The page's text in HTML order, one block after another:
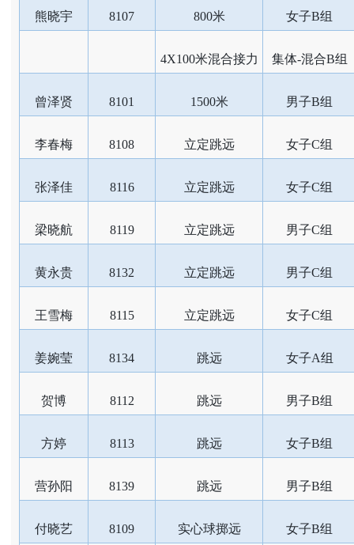
熊晓宇 8107 800米 女子B组
4X100米混合接力 集体-混合B组
曾泽贤 8101 1500米 男子B组
李春梅 8108 立定跳远 女子C组
张泽佳 8116 立定跳远 女子C组
梁晓航 8119 立定跳远 男子C组
黄永贵 8132 立定跳远 男子C组
王雪梅 8115 立定跳远 女子C组
姜婉莹 8134 跳远 女子A组
贺博 8112 跳远 男子B组
方婷 8113 跳远 女子B组
营孙阳 8139 跳远 男子B组
付晓艺 8109 实心球掷远 女子B组